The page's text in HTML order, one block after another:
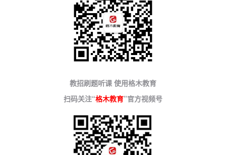
教招刷题听课 使用格木教育
扫码关注“格木教育”官方视频号